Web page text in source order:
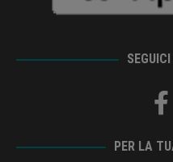
PER LA